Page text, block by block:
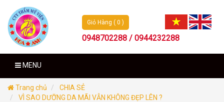
Giỏ Hàng ( 0 )
0948702288 / 0944232288
MENU
Trang chủ
CHIA SẺ
VÌ SAO DƯỠNG DA MÃI VẪN KHÔNG ĐẸP LÊN ?